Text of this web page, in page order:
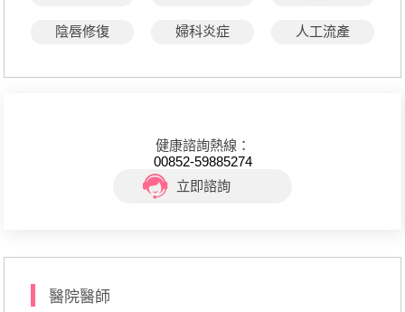
陰唇修復 婦科炎症 人工流產
健康諮詢熱線：
00852-59885274
立即諮詢
醫院醫師